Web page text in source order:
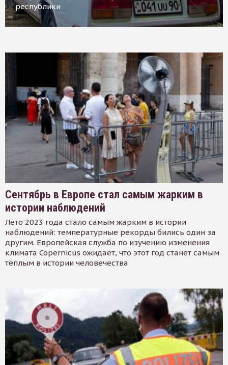
республики
Сентябрь в Европе стал самым жарким в
истории наблюдений
Лето 2023 года стало самым жарким в истории
наблюдений: температурные рекорды бились один за
другим. Европейская служба по изучению изменения
климата Copernicus ожидает, что этот год станет самым
тёплым в истории человечества